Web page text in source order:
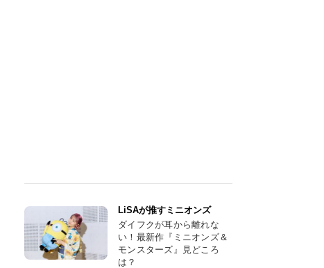
LiSAが推すミニオンズ
ダイフクが耳から離れな
い！最新作『ミニオンズ＆
モンスターズ』見どころ
は？